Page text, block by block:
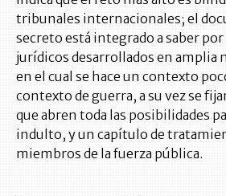
tribunales internacionales; el
secreto está integrado a saber
jurídicos desarrollados en amplia
en el cual se hace un contexto
contexto de guerra, a su vez se
que abren toda las posibilidades
indulto, y un capítulo de
miembros de la fuerza pública.